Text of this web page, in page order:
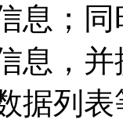
息；
息，
据列